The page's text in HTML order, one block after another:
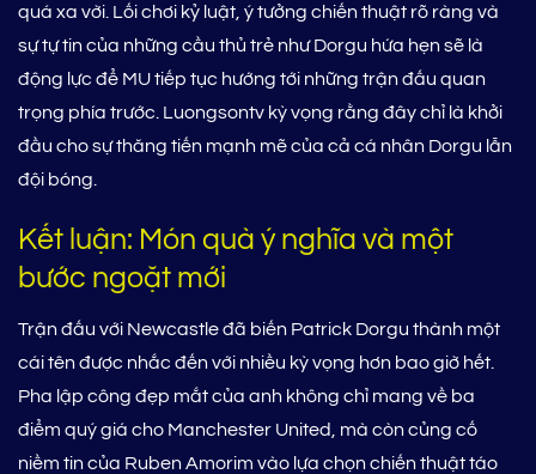
quá xa vời. Lối chơi kỷ luật, ý tưởng chiến thuật rõ ràng và
sự tự tin của những cầu thủ trẻ như Dorgu hứa hẹn sẽ là
động lực để MU tiếp tục hướng tới những trận đấu quan
trọng phía trước. Luongsontv kỳ vọng rằng đây chỉ là khởi
đầu cho sự thăng tiến mạnh mẽ của cả cá nhân Dorgu lẫn
đội bóng.
Kết luận: Món quà ý nghĩa và một
bước ngoặt mới
Trận đấu với Newcastle đã biến Patrick Dorgu thành một
cái tên được nhắc đến với nhiều kỳ vọng hơn bao giờ hết.
Pha lập công đẹp mắt của anh không chỉ mang về ba
điểm quý giá cho Manchester United, mà còn củng cố
niềm tin của Ruben Amorim vào lựa chọn chiến thuật táo